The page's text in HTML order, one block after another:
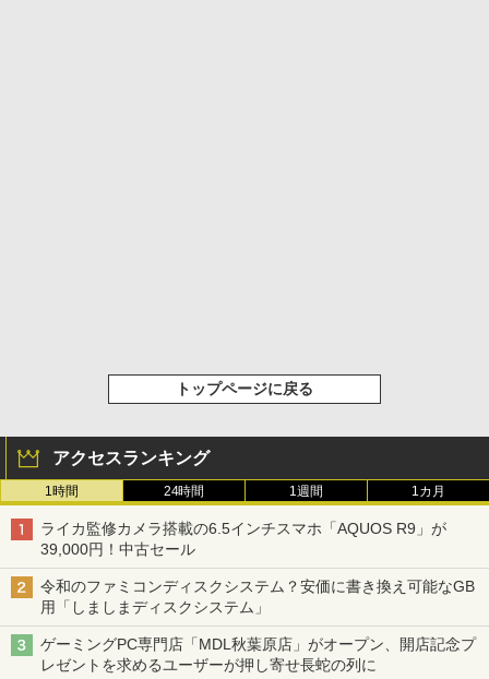
トップページに戻る
アクセスランキング
1時間 24時間 1週間 1カ月
ライカ監修カメラ搭載の6.5インチスマホ「AQUOS R9」が
39,000円！中古セール
令和のファミコンディスクシステム？安価に書き換え可能なGB
用「しましまディスクシステム」
ゲーミングPC専門店「MDL秋葉原店」がオープン、開店記念プ
レゼントを求めるユーザーが押し寄せ長蛇の列に